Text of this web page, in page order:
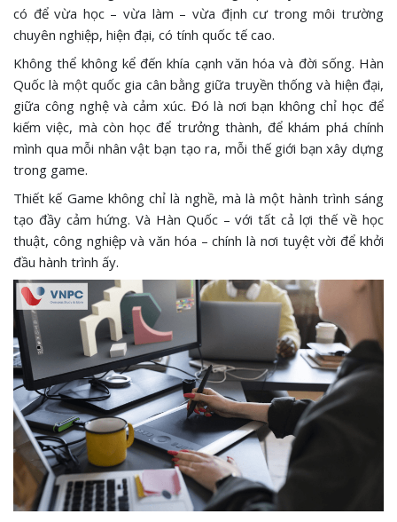
có để vừa học – vừa làm – vừa định cư trong môi trường
chuyên nghiệp, hiện đại, có tính quốc tế cao.
Không thể không kể đến khía cạnh văn hóa và đời sống. Hàn
Quốc là một quốc gia cân bằng giữa truyền thống và hiện đại,
giữa công nghệ và cảm xúc. Đó là nơi bạn không chỉ học để
kiếm việc, mà còn học để trưởng thành, để khám phá chính
mình qua mỗi nhân vật bạn tạo ra, mỗi thế giới bạn xây dựng
trong game.
Thiết kế Game không chỉ là nghề, mà là một hành trình sáng
tạo đầy cảm hứng. Và Hàn Quốc – với tất cả lợi thế về học
thuật, công nghiệp và văn hóa – chính là nơi tuyệt vời để khởi
đầu hành trình ấy.